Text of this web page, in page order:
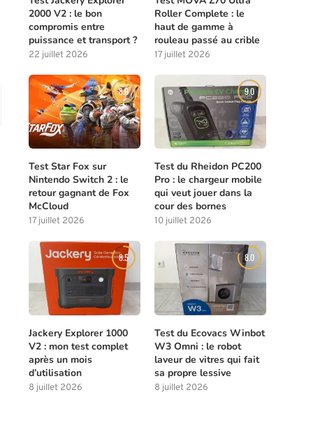
2000 V2 : le bon
compromis entre
puissance et transport ?
22 juillet 2026
Roller Complete : le
haut de gamme à
rouleau passé au crible
17 juillet 2026
8.0
Test Star Fox sur
Nintendo Switch 2 : le
retour gagnant de Fox
McCloud
17 juillet 2026
9.0
Test du Rheidon PC200
Pro : le chargeur mobile
qui veut jouer dans la
cour des bornes
10 juillet 2026
8.5
Jackery Explorer 1000
V2 : mon test complet
après un mois
d’utilisation
8 juillet 2026
8.0
Test du Ecovacs Winbot
W3 Omni : le robot
laveur de vitres qui fait
sa propre lessive
8 juillet 2026